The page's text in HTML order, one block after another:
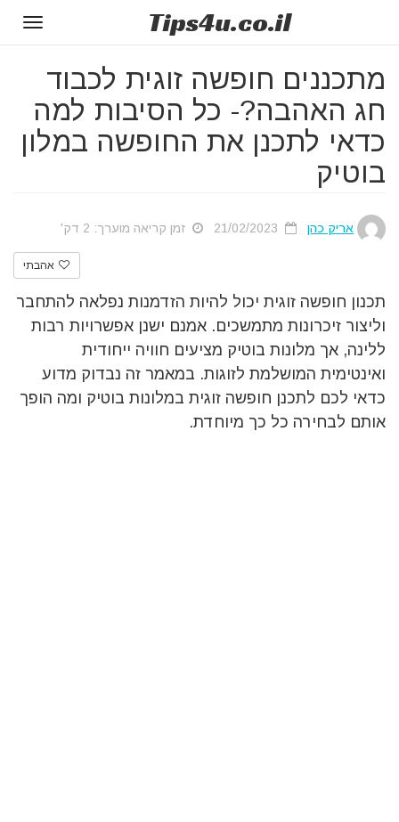
Tips4u.co.il
מתכננים חופשה זוגית לכבוד
חג האהבה?- כל הסיבות למה
כדאי לתכנן את החופשה במלון
בוטיק
אריק כהן זמן קריאה מוערך: 2 דק'
אהבתי
תכנון חופשה זוגית יכול להיות הזדמנות נפלאה להתחבר
וליצור זיכרונות מתמשכים. אמנם ישנן אפשרויות רבות
ללינה, אך מלונות בוטיק מציעים חוויה ייחודית
ואינטימית המושלמת לזוגות. במאמר זה נבדוק מדוע
כדאי לכם לתכנן חופשה זוגית במלונות בוטיק ומה הופך
אותם לבחירה כל כך מיוחדת.